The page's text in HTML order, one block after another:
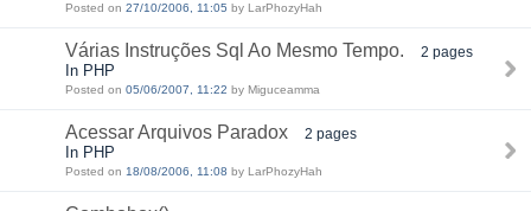
Posted on 27/10/2006, 11:05 by LarPhozyHah
Várias Instruções Sql Ao Mesmo Tempo. 2 pages
In PHP
Posted on 05/06/2007, 11:22 by Miguceamma
Acessar Arquivos Paradox 2 pages
In PHP
Posted on 18/08/2006, 11:08 by LarPhozyHah